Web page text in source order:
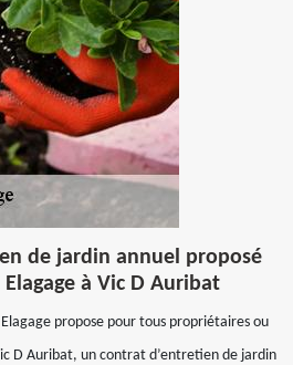
de jardin annuel proposé
à Vic D Auribat
propose pour tous propriétaires ou
D Auribat, un contrat d’entretien de jardin